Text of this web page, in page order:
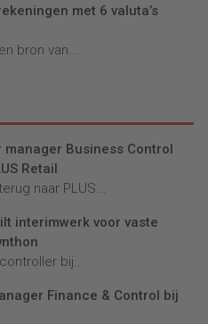
met 6 valuta’s
bron van...
manager Business Control
Retail
naar PLUS...
interimwerk voor vaste
bij...
Finance & Control bij